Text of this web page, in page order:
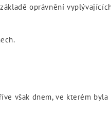
oprávnění
však dnem, ve kterém byla